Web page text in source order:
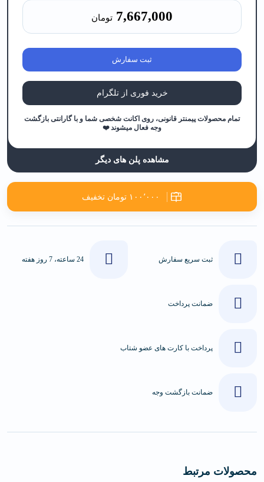
7,667,000 تومان
ثبت سفارش
خرید فوری از تلگرام
تمام محصولات پیمنتر قانونی، روی اکانت شخصی شما و با گارانتی بازگشت
وجه فعال میشوند ❤️
مشاهده پلن های دیگر
۱۰۰٬۰۰۰ تومان تخفیف
ثبت سریع سفارش 24 ساعته، 7 روز هفته
ضمانت پرداخت
پرداخت با کارت های عضو شتاب
ضمانت بازگشت وجه
محصولات مرتبط